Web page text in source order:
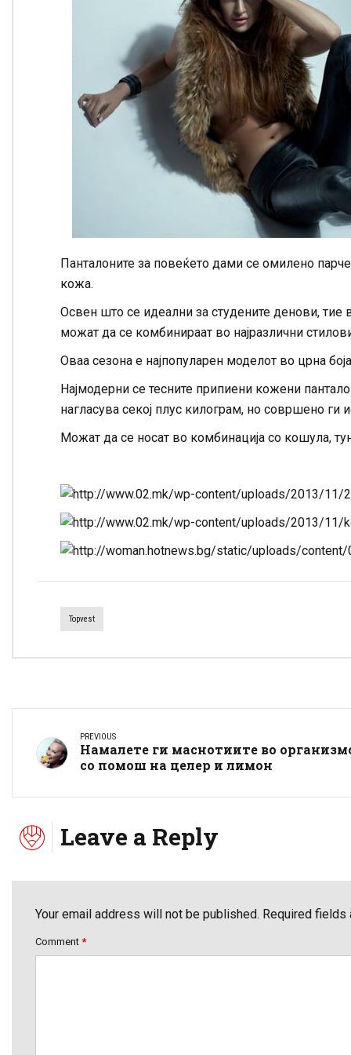
Панталоните за повеќето дами се омилено
кожа.
Освен што се идеални за студените денови, тие
можат да се комбинираат во најразлични
Оваа сезона е најпопуларен моделот во црна
Најмодерни се тесните припиени кожени
нагласува секој плус килограм, но совршено ги
Можат да се носат во комбинација со кошула,
Topvest
PREVIOUS
Намалете ги маснотиите во
со помош на целер и лимон
Leave a Reply
Your email address will not be published. Required fields
Comment *